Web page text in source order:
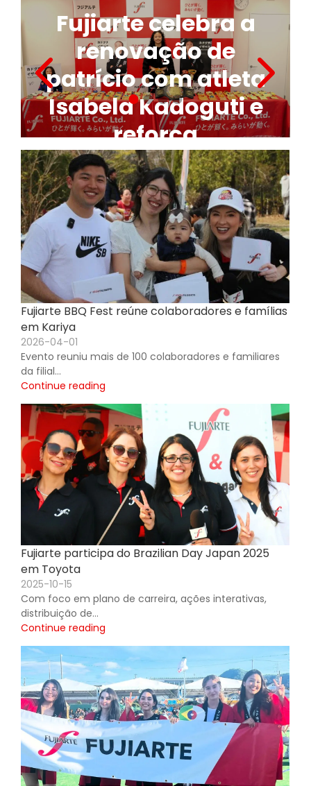
Fujiarte celebra a
renovação de
patrício com atleta
Isabela Kadoguti e
reforça
compromisso com a
comunidade
brasileira no Japão
Fujiarte BBQ Fest reúne colaboradores e famílias
em Kariya
2026-04-01
Evento reuniu mais de 100 colaboradores e familiares
da filial…
Continue reading
Fujiarte participa do Brazilian Day Japan 2025
em Toyota
2025-10-15
Com foco em plano de carreira, ações interativas,
distribuição de…
Continue reading